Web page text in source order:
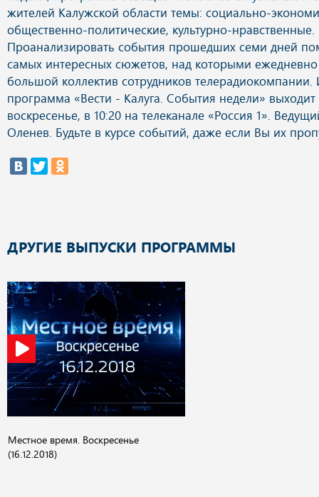
жителей Калужской области темы: социально-
общественно-политические, культурно-нравственные.
Проанализировать события прошедших семи дней
самых интересных сюжетов, над которыми ежедневно
большой коллектив сотрудников телерадиокомпании.
программа «Вести - Калуга. События недели»
воскресенье, в 10:20 на телеканале «Россия 1».
Оленев. Будьте в курсе событий, даже если Вы их
ДРУГИЕ ВЫПУСКИ ПРОГРАММЫ
Местное время. Воскресенье
(16.12.2018)